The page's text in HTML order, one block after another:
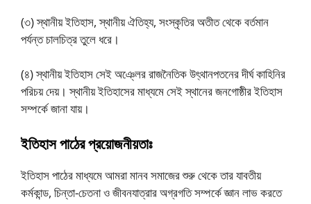
(৩) স্থানীয় ইতিহাস, স্থানীয় ঐতিহ্য, সংস্কৃতির অতীত থেকে বর্তমান
পর্যন্ত চালচিত্র তুলে ধরে।
(৪) স্থানীয় ইতিহাস সেই অঞ্লের রাজনৈতিক উৎ্থানপতনের দীর্ঘ কাহিনির
পরিচয় দেয়। স্থানীয় ইতিহাসের মাধ্যমে সেই স্থানের জনগােষ্ঠীর ইতিহাস
সম্পর্কে জানা যায়।
ইতিহাস পাঠের প্রয়ােজনীয়তাঃ
ইতিহাস পাঠের মাধ্যমে আমরা মানব সমাজের শুরু থেকে তার যাবতীয়
কর্মকান্ড, চিন্তা-চেতনা ও জীবনযাত্রার অগ্রগতি সম্পর্কে জ্ঞান লাভ করতে